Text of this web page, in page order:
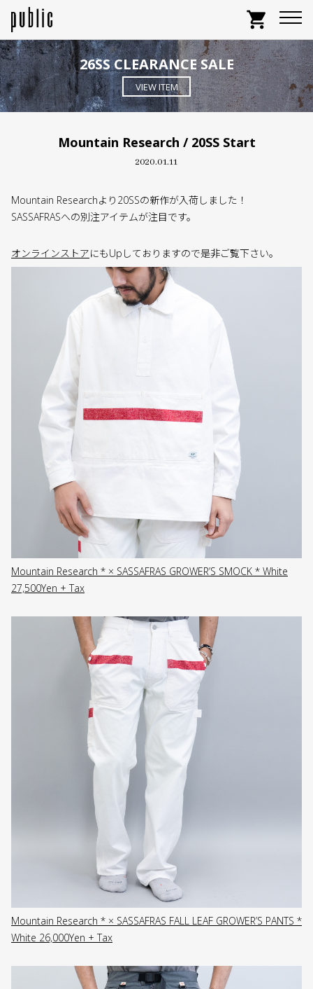
shopping_cart
26SS CLEARANCE SALE
VIEW ITEM
Mountain Research / 20SS Start
2020.01.11
Mountain Researchより20SSの新作が入荷しました！
SASSAFRASへの別注アイテムが注目です。
オンラインストアにもUpしておりますので是非ご覧下さい。
Mountain Research * × SASSAFRAS GROWER’S SMOCK * White
27,500Yen + Tax
Mountain Research * × SASSAFRAS FALL LEAF GROWER’S PANTS *
White 26,000Yen + Tax